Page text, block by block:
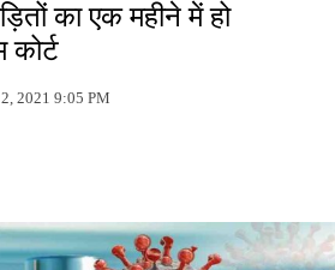
का एक महीने में हो
2021 9:05 PM